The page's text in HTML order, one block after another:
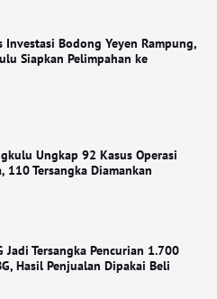
Investasi Bodong Yeyen Rampung,
Siapkan Pelimpahan ke
Ungkap 92 Kasus Operasi
110 Tersangka Diamankan
Jadi Tersangka Pencurian 1.700
Hasil Penjualan Dipakai Beli